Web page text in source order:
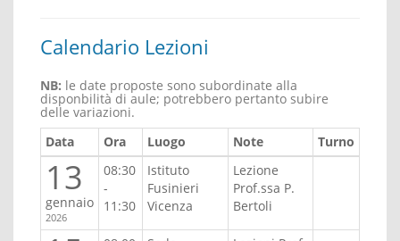
Calendario Lezioni
NB: le date proposte sono subordinate alla
disponbilità di aule; potrebbero pertanto subire
delle variazioni.
Data
Ora Luogo Note Turno
13
gennaio
2026
08:30
-
11:30
Istituto
Fusinieri
Vicenza
Lezione
Prof.ssa P.
Bertoli